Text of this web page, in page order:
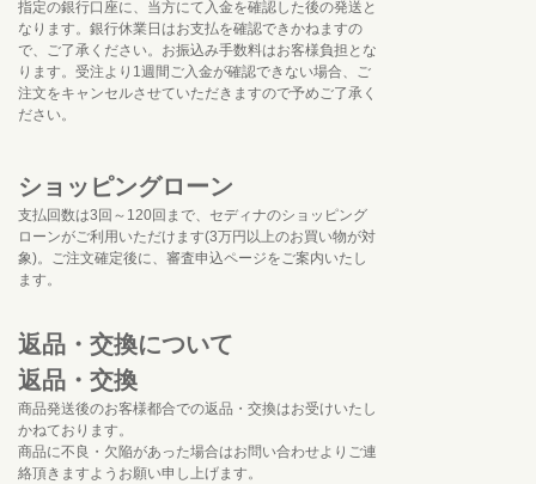
指定の銀行口座に、当方にて入金を確認した後の発送と
なります。銀行休業日はお支払を確認できかねますの
で、ご了承ください。お振込み手数料はお客様負担とな
ります。受注より1週間ご入金が確認できない場合、ご
注文をキャンセルさせていただきますので予めご了承く
ださい。
ショッピングローン
支払回数は3回～120回まで、セディナのショッピング
ローンがご利用いただけます(3万円以上のお買い物が対
象)。ご注文確定後に、審査申込ページをご案内いたし
ます。
返品・交換について
返品・交換
商品発送後のお客様都合での返品・交換はお受けいたし
かねております。
商品に不良・欠陥があった場合はお問い合わせよりご連
絡頂きますようお願い申し上げます。